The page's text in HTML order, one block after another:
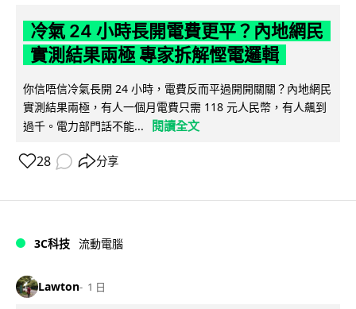
冷氣 24 小時長開電費更平？內地網民
實測結果兩極 專家拆解慳電邏輯
你信唔信冷氣長開 24 小時，電費反而平過開開關關？內地網民
實測結果兩極，有人一個月電費只需 118 元人民幣，有人飆到
過千。電力部門話不能...
閱讀全文
28 分享
3C科技 流動電腦
Lawton 1 日